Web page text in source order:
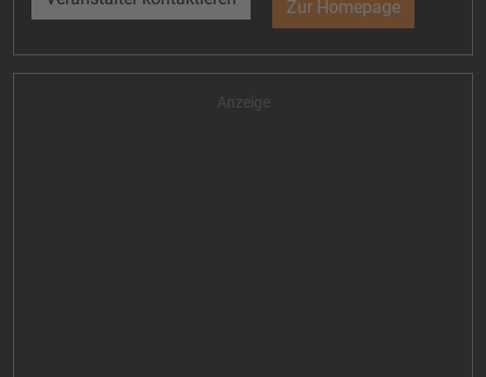
Zur Homepage
Anzeige